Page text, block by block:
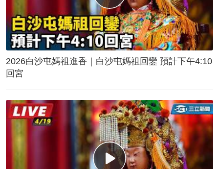
2026白沙屯媽祖進香｜白沙屯媽祖回鑾 預計下午4:10
回宮